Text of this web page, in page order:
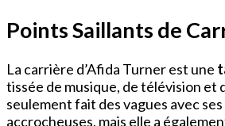
Points Saillants de
La carrière d’Afida Turner est une
tissée de musique, de télévision et
seulement fait des vagues avec
accrocheuses, mais elle a